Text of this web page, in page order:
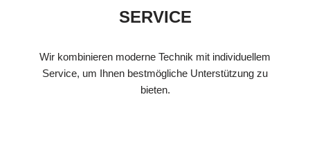
SERVICE
Wir kombinieren moderne Technik mit individuellem
Service, um Ihnen bestmögliche Unterstützung zu
bieten.